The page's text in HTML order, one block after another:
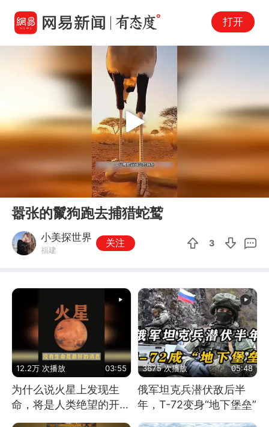
打开
Play
嚣张的鬣狗跑去捕猎蛇鹫
小美探世界
福建
关注 3
12.2万 次播放 03:55
为什么说火星上发现生
命，将是人类绝望的开
始？
3675 次播放 05:48
俄军坦克兵潜伏敌后半
年，T-72变身“地下堡垒”